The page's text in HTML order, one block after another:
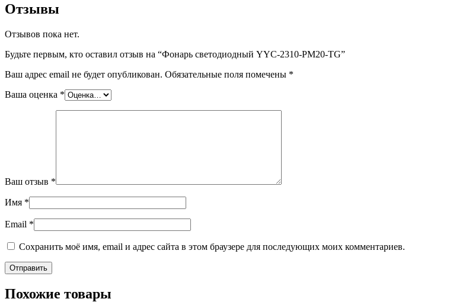
Отзывы
Отзывов пока нет.
Будьте первым, кто оставил отзыв на “Фонарь светодиодный YYC-2310-PM20-TG”
Ваш адрес email не будет опубликован. Обязательные поля помечены *
Ваша оценка *
Ваш отзыв *
Имя *
Email *
Сохранить моё имя, email и адрес сайта в этом браузере для последующих моих комментариев.
Похожие товары